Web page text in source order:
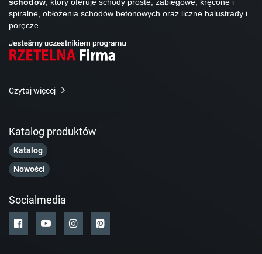
schodów, który oferuje schody proste, zabiegowe, kręcone i
spiralne, obłożenia schodów betonowych oraz liczne balustrady i
poręcze.
Czytaj więcej
Katalog produktów
Katalog
Nowości
Socialmedia